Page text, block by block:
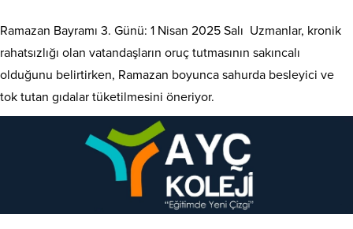
Ramazan Bayramı 3. Günü: 1 Nisan 2025 Salı Uzmanlar, kronik
rahatsızlığı olan vatandaşların oruç tutmasının sakıncalı
olduğunu belirtirken, Ramazan boyunca sahurda besleyici ve
tok tutan gıdalar tüketilmesini öneriyor.